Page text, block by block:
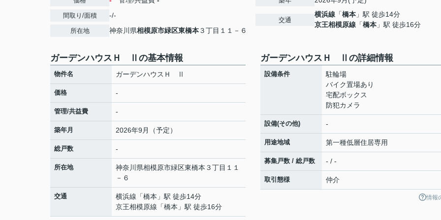
間取り/面積 -/-
所在地 神奈川県相模原市緑区東橋本３丁目１１－６
交通
横浜線 「橋本 」駅 徒歩14分
京王相模原線 「橋本 」駅 徒歩16分
ガーデンハウスＨ Ⅱの基本情報
物件名 ガーデンハウスＨ Ⅱ
価格 -
管理/共益費 -
築年月 2026年9月（予定）
総戸数 -
所在地 神奈川県相模原市緑区東橋本 ３丁目１１
－６
交通 横浜線 「橋本 」駅 徒歩14分
京王相模原線 「橋本 」駅 徒歩16分
ガーデンハウスＨ Ⅱの詳細情報
設備条件
駐輪場
バイク置場あり
宅配ボックス
防犯カメラ
設備(その他) -
用途地域 第一種低層住居専用
募集戸数 / 総戸数 - / -
取引態様 仲介
情報